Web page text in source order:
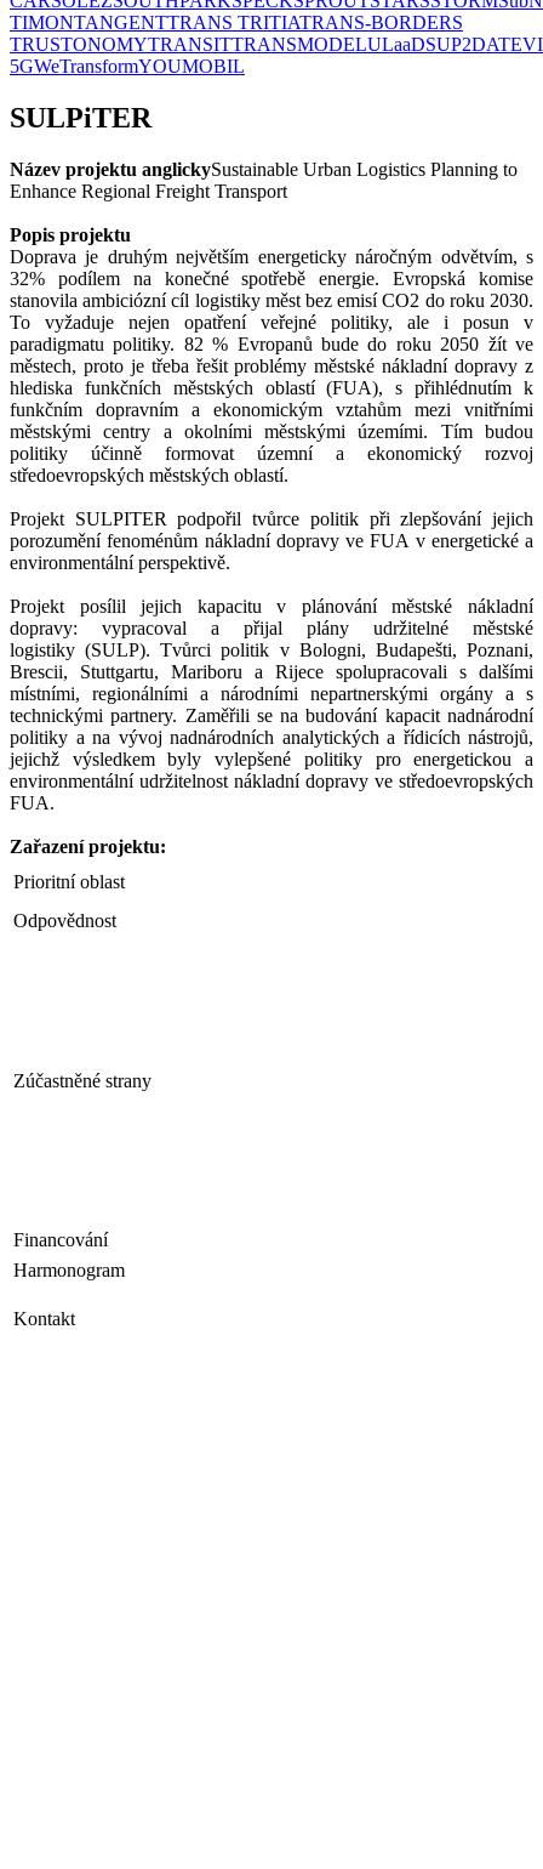
TIMONTANGENTTRANS TRITIATRANS-BORDERS
TRUSTONOMYTRANSITTRANSMODELULaaDSUP2DATE
5GWeTransformYOUMOBIL
SULPiTER
Název projektu anglickySustainable Urban Logistics Planning to
Enhance Regional Freight Transport
Popis projektu
Doprava je druhým největším energeticky náročným odvětvím, s
32% podílem na konečné spotřebě energie. Evropská komise
stanovila ambiciózní cíl logistiky měst bez emisí CO2 do roku 2030.
To vyžaduje nejen opatření veřejné politiky, ale i posun v
paradigmatu politiky. 82 % Evropanů bude do roku 2050 žít ve
městech, proto je třeba řešit problémy městské nákladní dopravy z
hlediska funkčních městských oblastí (FUA), s přihlédnutím k
funkčním dopravním a ekonomickým vztahům mezi vnitřními
městskými centry a okolními městskými územími. Tím budou
politiky účinně formovat územní a ekonomický rozvoj
středoevropských městských oblastí.
Projekt SULPITER podpořil tvůrce politik při zlepšování jejich
porozumění fenoménům nákladní dopravy ve FUA v energetické a
environmentální perspektivě.
Projekt posílil jejich kapacitu v plánování městské nákladní
dopravy: vypracoval a přijal plány udržitelné městské
logistiky (SULP). Tvůrci politik v Bologni, Budapešti, Poznani,
Brescii, Stuttgartu, Mariboru a Rijece spolupracovali s dalšími
místními, regionálními a národními nepartnerskými orgány a s
technickými partnery. Zaměřili se na budování kapacit nadnárodní
politiky a na vývoj nadnárodních analytických a řídicích nástrojů,
jejichž výsledkem byly vylepšené politiky pro energetickou a
environmentální udržitelnost nákladní dopravy ve středoevropských
FUA.
Zařazení projektu:
Prioritní oblast
Odpovědnost
Zúčastněné strany
Financování
Harmonogram
Kontakt